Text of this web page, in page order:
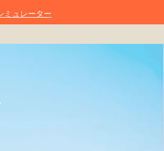
ミュレーター